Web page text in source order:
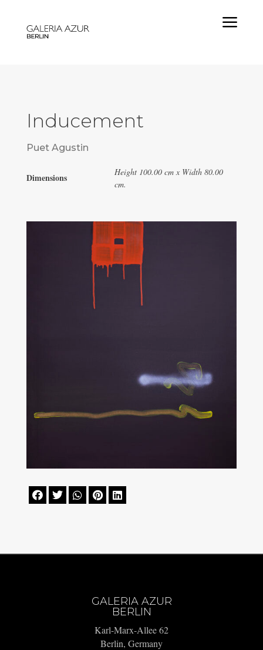
a
Inducement
Puet Agustin
Dimensions
Height 100.00 cm x Width 80.00
cm.
    
GALERIA AZUR
BERLIN
Karl-Marx-Allee 62
Berlin, Germany